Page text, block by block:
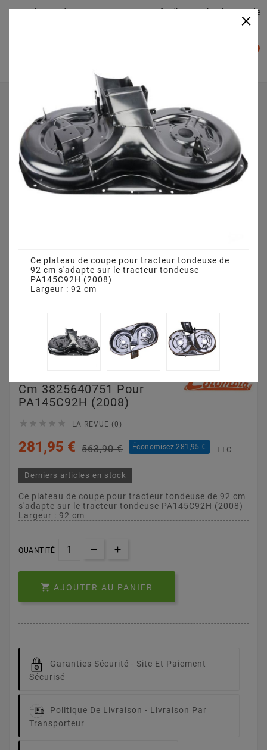
Plateaudecoupe.com : Trouver facilement le plateau de
Accueil
Plateau de coupe
Plateau de coupe 92 cm 3825640751 pour PA145C92H
(2008)
Cm 3825640751 Pour
PA145C92H (2008)
     LA REVUE (0)
281,95 € 563,90 € Économisez 281,95 € TTC
Derniers articles en stock
Ce plateau de coupe pour tracteur tondeuse de 92 cm
s'adapte sur le tracteur tondeuse PA145C92H (2008)
Largeur : 92 cm
QUANTITÉ
 AJOUTER AU PANIER
Garanties Sécurité - Site Et Paiement
Sécurisé
Politique De Livraison - Livraison Par
Transporteur
×
Ce plateau de coupe pour tracteur tondeuse de
92 cm s'adapte sur le tracteur tondeuse
PA145C92H (2008)
Largeur : 92 cm